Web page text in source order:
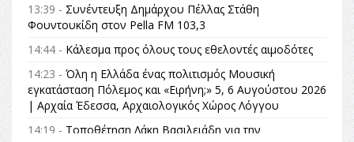
13:39 - Συνέντευξη Δημάρχου Πέλλας Στάθη
Φουντουκίδη στον Pella FM 103,3
14:44 - Κάλεσμα προς όλους τους εθελοντές αιμοδότες
14:23 - Όλη η Ελλάδα ένας πολιτισμός Μουσική
εγκατάσταση Πόλεμος και «Ειρήνη;» 5, 6 Αυγούστου 2026
| Αρχαία Έδεσσα, Αρχαιολογικός Χώρος Λόγγου
14:19 - Τοποθέτηση Λάκη Βασιλειάδη για την